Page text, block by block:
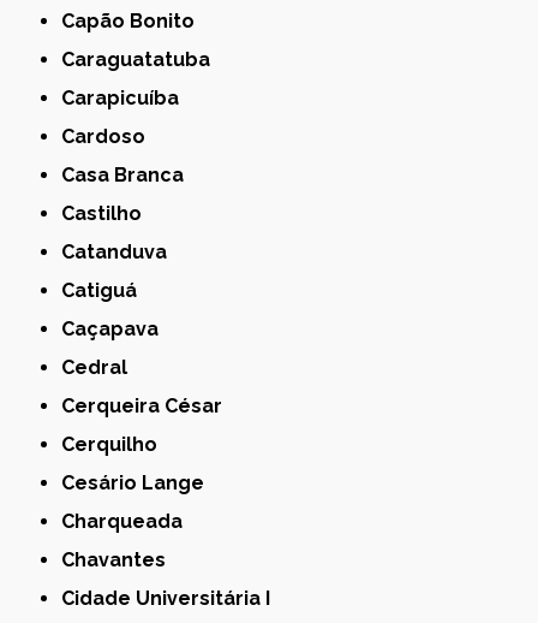
Capão Bonito
Caraguatatuba
Carapicuíba
Cardoso
Casa Branca
Castilho
Catanduva
Catiguá
Caçapava
Cedral
Cerqueira César
Cerquilho
Cesário Lange
Charqueada
Chavantes
Cidade Universitária I